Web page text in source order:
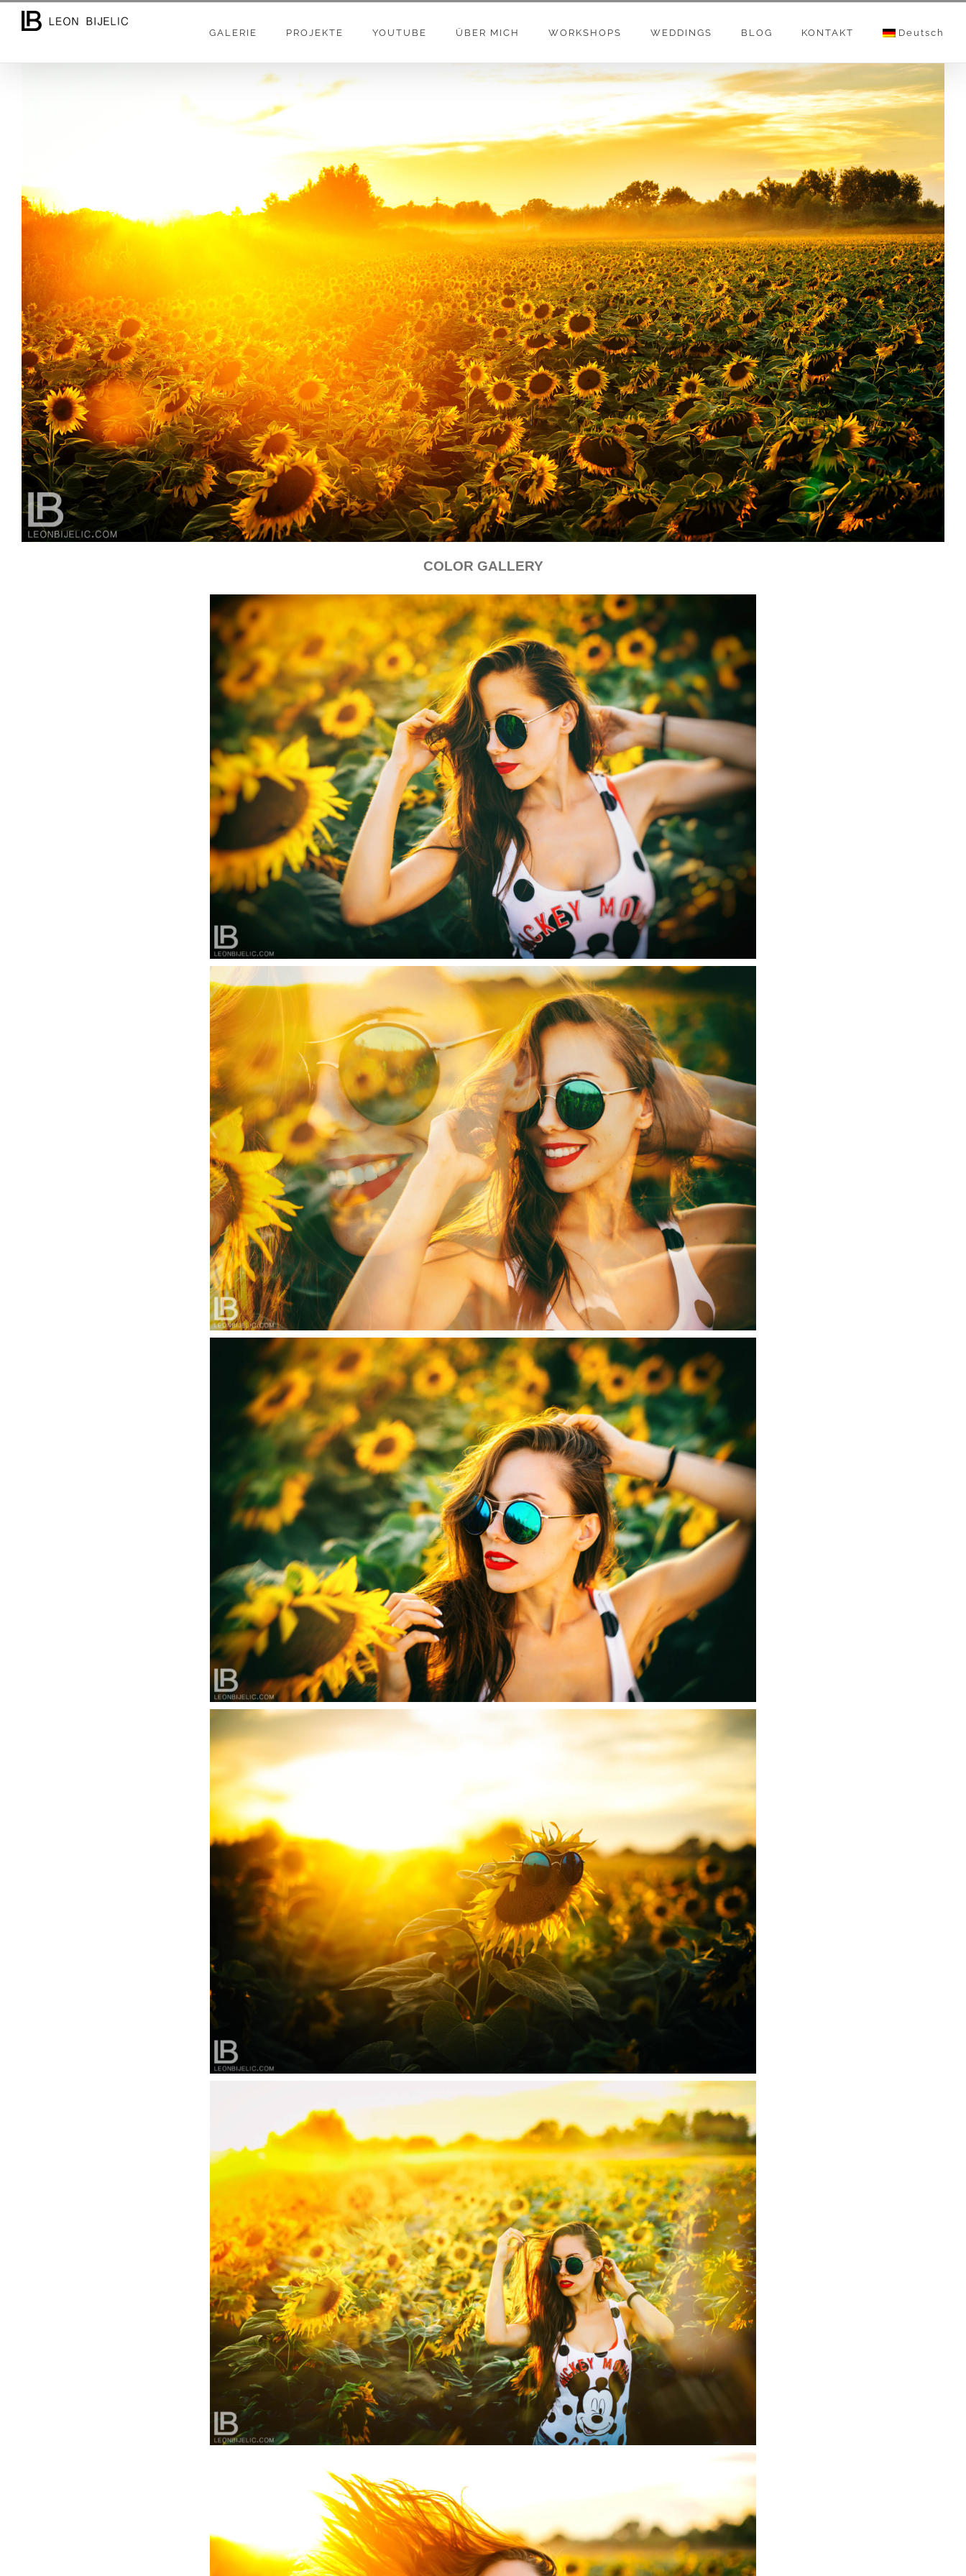
GALERIE PROJEKTE YOUTUBE ÜBER MICH WORKSHOPS WEDDINGS BLOG KONTAKT Deutsch
COLOR GALLERY